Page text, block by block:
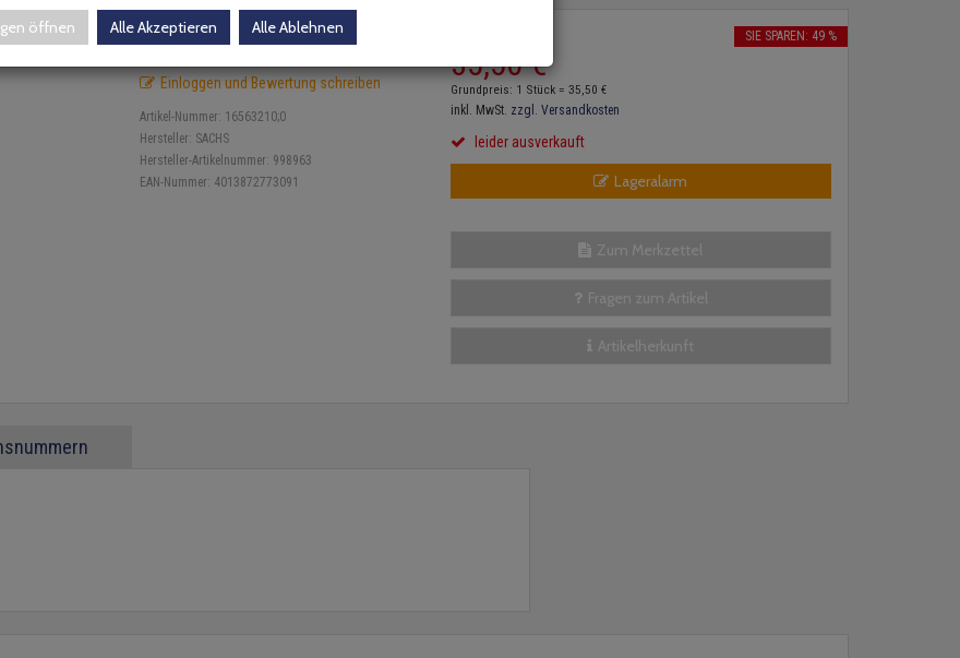
Einloggen und Bewertung schreiben
Artikel-Nummer: 16563210;0
Hersteller: SACHS
Hersteller-Artikelnummer: 998963
EAN-Nummer: 4013872773091
35,50 €
SIE SPAREN: 49 %
Grundpreis: 1 Stück = 35,50 €
inkl. MwSt. zzgl. Versandkosten
leider ausverkauft
Lageralarm
Zum Merkzettel
Fragen zum Artikel
Artikelherkunft
öffnen Alle Akzeptieren Alle Ablehnen